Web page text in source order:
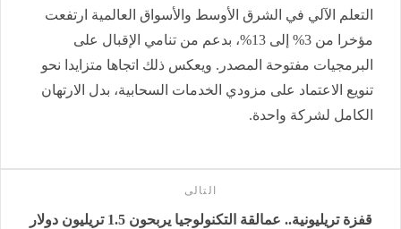
التعلم الآلي في الشرق الأوسط والأسواق العالمية ارتفعت
مؤخرا من 3% إلى 13%، بدعم من تنامي الإقبال على
البرمجيات مفتوحة المصدر. ويعكس ذلك اتجاها متزايدا نحو
تنويع الاعتماد على مزودي الخدمات السحابية، بدل الارتهان
الكامل لشركة واحدة.
التالى
قفزة تريليونية.. عمالقة التكنولوجيا يربحون 1.5 تريليون دولار